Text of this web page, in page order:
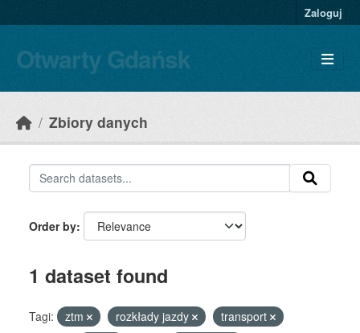
Zaloguj
Otwarty Gdańsk
Zbiory danych
Order by
1 dataset found
Tagi: ztm rozkłady jazdy
transport